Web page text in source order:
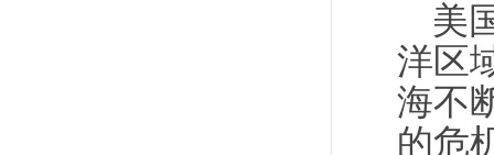
美
洋区
海不
的危